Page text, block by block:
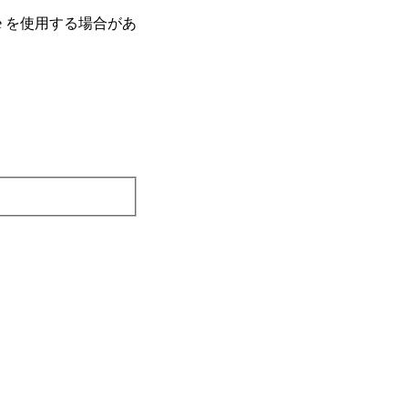
使⽤する場合があ